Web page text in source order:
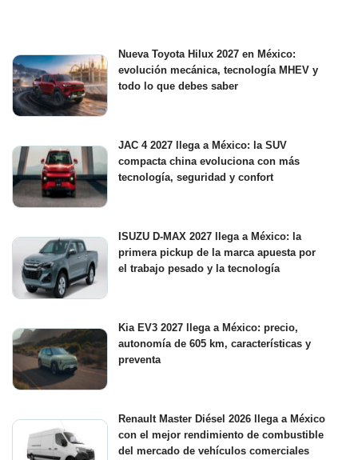
Nueva Toyota Hilux 2027 en México:
evolución mecánica, tecnología MHEV y
todo lo que debes saber
JAC 4 2027 llega a México: la SUV
compacta china evoluciona con más
tecnología, seguridad y confort
ISUZU D-MAX 2027 llega a México: la
primera pickup de la marca apuesta por
el trabajo pesado y la tecnología
Kia EV3 2027 llega a México: precio,
autonomía de 605 km, características y
preventa
Renault Master Diésel 2026 llega a México
con el mejor rendimiento de combustible
del mercado de vehículos comerciales